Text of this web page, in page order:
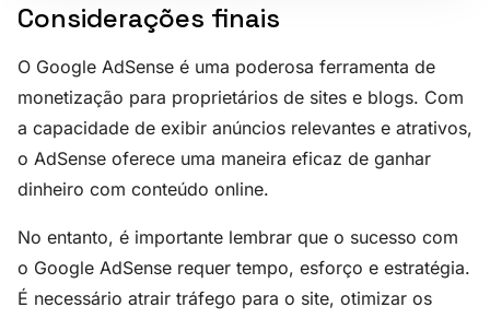
Considerações finais
O Google AdSense é uma poderosa ferramenta de
monetização para proprietários de sites e blogs. Com
a capacidade de exibir anúncios relevantes e atrativos,
o AdSense oferece uma maneira eficaz de ganhar
dinheiro com conteúdo online.
No entanto, é importante lembrar que o sucesso com
o Google AdSense requer tempo, esforço e estratégia.
É necessário atrair tráfego para o site, otimizar os